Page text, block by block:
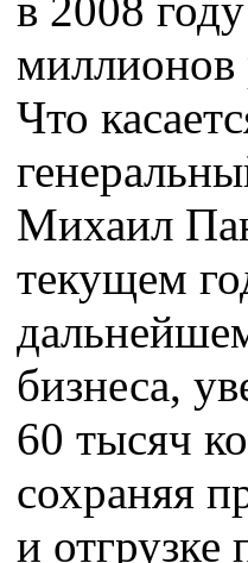
Что
Михаил
текущем
бизнеса,
60 тысяч
сохраняя
и отгрузке